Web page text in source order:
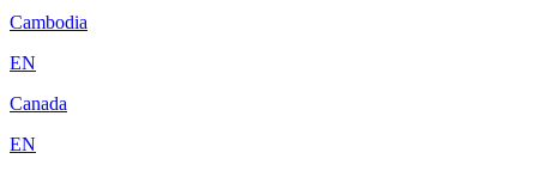
Cambodia
EN
Canada
EN